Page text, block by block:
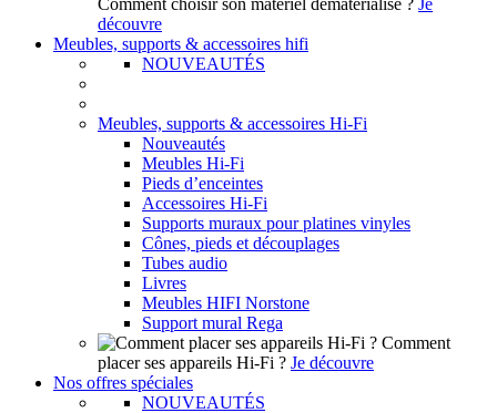
Comment choisir son matériel dématérialisé ? Je
découvre
Meubles, supports & accessoires hifi
NOUVEAUTÉS
Meubles, supports & accessoires Hi-Fi
Nouveautés
Meubles Hi-Fi
Pieds d’enceintes
Accessoires Hi-Fi
Supports muraux pour platines vinyles
Cônes, pieds et découplages
Tubes audio
Livres
Meubles HIFI Norstone
Support mural Rega
Comment
placer ses appareils Hi-Fi ? Je découvre
Nos offres spéciales
NOUVEAUTÉS